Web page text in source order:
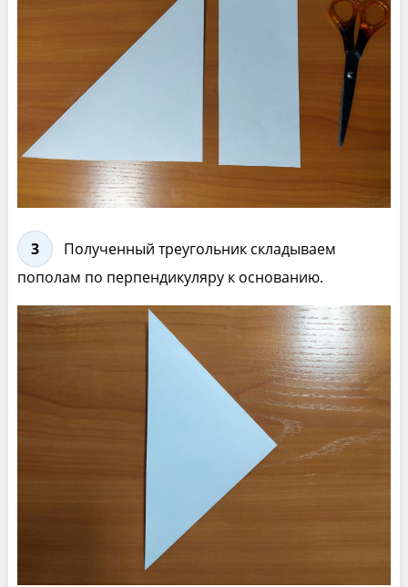
3
Полученный треугольник складываем
пополам по перпендикуляру к основанию.